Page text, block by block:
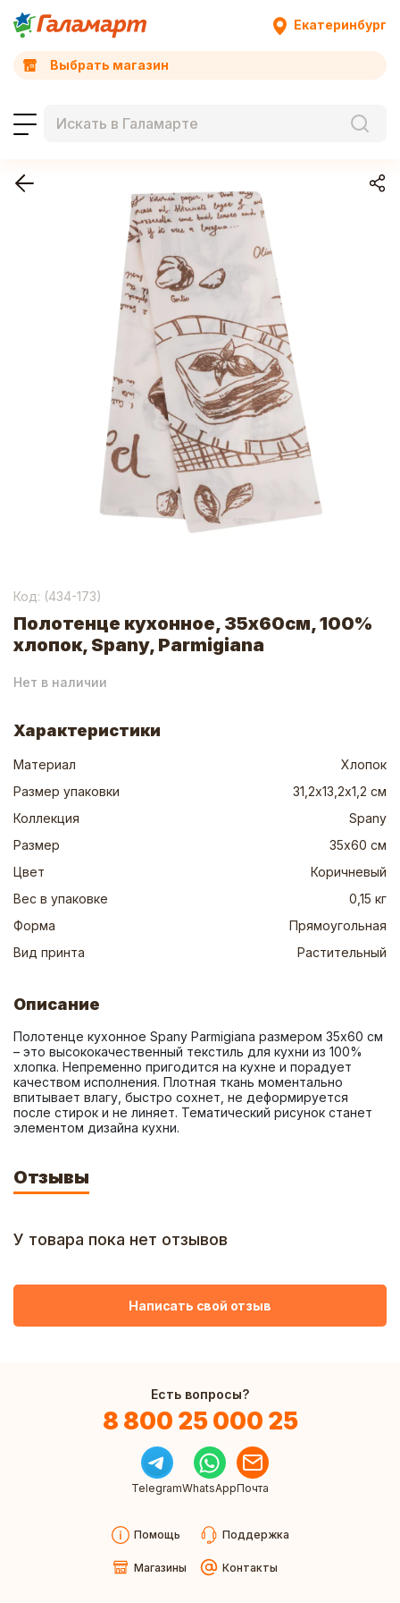
Екатеринбург
Выбрать магазин
Код: (434-173)
Полотенце кухонное, 35х60см, 100%
хлопок, Spany, Parmigiana
Нет в наличии
Характеристики
Материал
Хлопок
Размер упаковки
31,2х13,2х1,2 см
Коллекция
Spany
Размер
35х60 см
Цвет
Коричневый
Вес в упаковке
0,15 кг
Форма
Прямоугольная
Вид принта
Растительный
Описание
Полотенце кухонное Spany Parmigiana размером 35х60 см
– это высококачественный текстиль для кухни из 100%
хлопка. Непременно пригодится на кухне и порадует
качеством исполнения. Плотная ткань моментально
впитывает влагу, быстро сохнет, не деформируется
после стирок и не линяет. Тематический рисунок станет
элементом дизайна кухни.
Отзывы
У товара пока нет отзывов
Написать свой отзыв
Есть вопросы?
8 800 25 000 25
TelegramWhatsAppПочта
Помощь Поддержка
Магазины Контакты